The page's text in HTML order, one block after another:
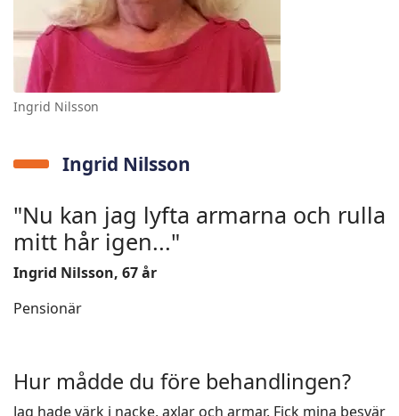
Ingrid Nilsson
Ingrid Nilsson
"Nu kan jag lyfta armarna och rulla
mitt hår igen..."
Ingrid Nilsson, 67 år
Pensionär
Hur mådde du före behandlingen?
Jag hade värk i nacke, axlar och armar. Fick mina besvär